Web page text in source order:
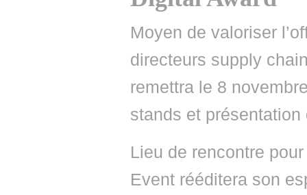
Moyen de valoriser
directeurs supply
remettra le 8
stands et
Lieu de rencontre
Event rééditera son